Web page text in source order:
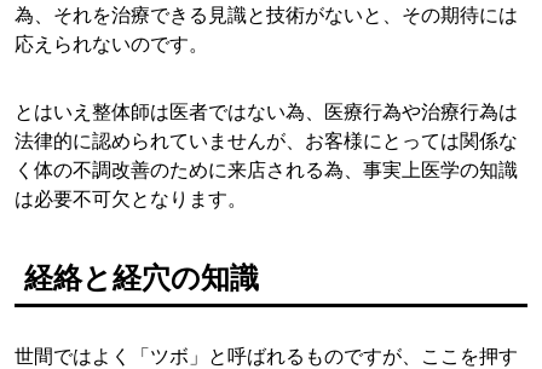
為、それを治療できる見識と技術がないと、その期待には
応えられないのです。
とはいえ整体師は医者ではない為、医療行為や治療行為は
法律的に認められていませんが、お客様にとっては関係な
く体の不調改善のために来店される為、事実上医学の知識
は必要不可欠となります。
経絡と経穴の知識
世間ではよく「ツボ」と呼ばれるものですが、ここを押す